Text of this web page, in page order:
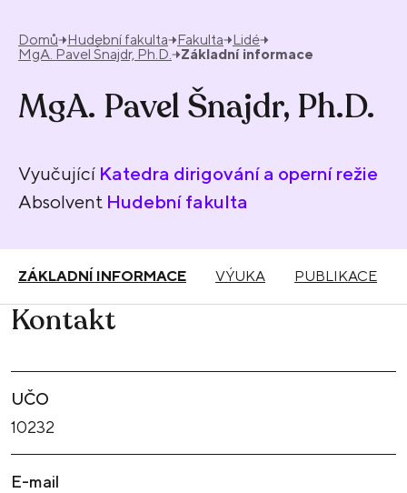
Domů Hudební fakulta Fakulta
Lidé
MgA. Pavel Šnajdr, Ph.D.
Základní informace
MgA. Pavel Šnajdr, Ph.D.
Vyučující Katedra dirigování a operní režie
Absolvent Hudební fakulta
ZÁKLADNÍ INFORMACE VÝUKA PUBLIKACE
Kontakt
UČO
10232
E-mail